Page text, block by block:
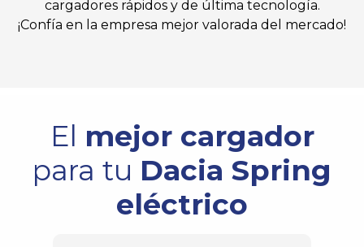
cargadores rápidos y de última tecnología.
¡Confía en la empresa mejor valorada del mercado!
El mejor cargador
para tu Dacia Spring
eléctrico